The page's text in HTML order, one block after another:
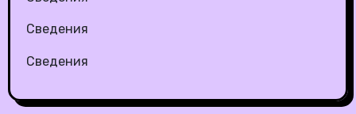
Сведения
Сведения